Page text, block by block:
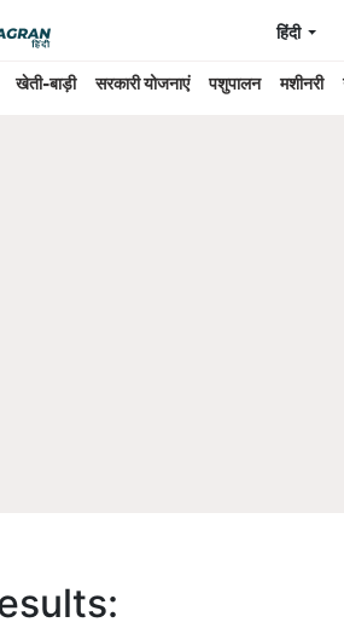
खेती-बाड़ी सरकारी योजनाएं पशुपालन मशीनरी
हिंदी